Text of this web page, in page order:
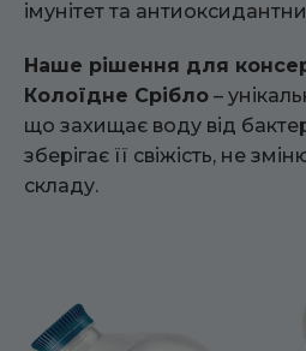
імунітет та
Наше рішення для
Колоїдне Срібло –
що захищає воду від
зберігає її свіжість, не
складу.